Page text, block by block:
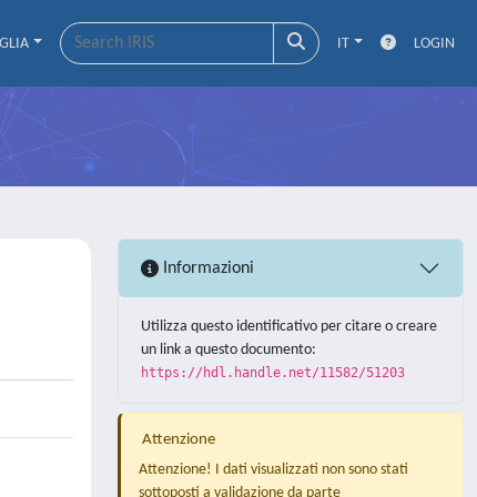
IT LOGIN
Informazioni
Utilizza questo identificativo per citare o creare
un link a questo documento:
https://hdl.handle.net/11582/51203
Attenzione
Attenzione! I dati visualizzati non sono stati
sottoposti a validazione da parte